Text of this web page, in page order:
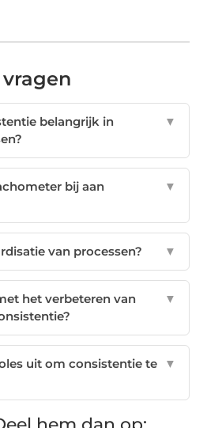
belangrijk in
▼
bij aan
▼
van processen? ▼
het verbeteren van
▼
uit om consistentie te
▼